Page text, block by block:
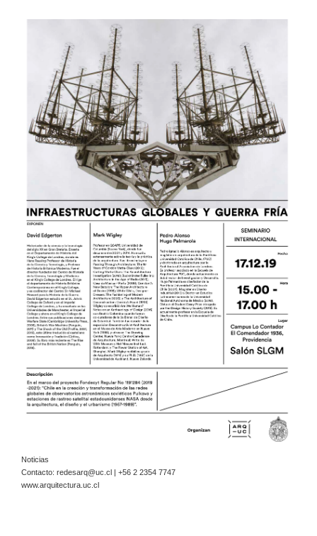
Noticias
Contacto: redesarq@uc.cl | +56 2 2354 7747
www.arquitectura.uc.cl